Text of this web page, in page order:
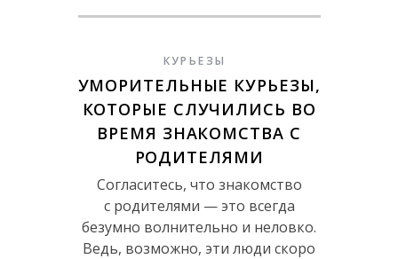
КУРЬЕЗЫ
УМОРИТЕЛЬНЫЕ КУРЬЕЗЫ,
КОТОРЫЕ СЛУЧИЛИСЬ ВО
ВРЕМЯ ЗНАКОМСТВА С
РОДИТЕЛЯМИ
Согласитесь, что знакомство
с родителями — это всегда
безумно волнительно и неловко.
Ведь, возможно, эти люди скоро